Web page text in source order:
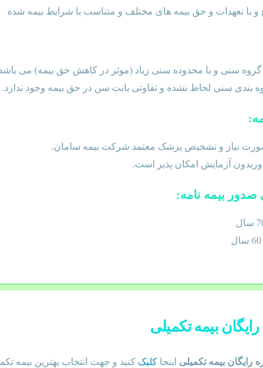
و با تعهدات و حق بیمه های مختلف و متناسب با شرایط بیمه شده
بندی سنی لحاظ نشده و تفاوتی بابت سن در حق بیمه وجود ندارد.
نیاز و تشخیص پزشک معتمد شرکت بیمه سامان.
آزمایش امکان پذیر است.
بیمه تکمیلی
رایگان بیمه تکمیلی اینجاکلیک کنید و جهت انتخاب بهترین بیمه